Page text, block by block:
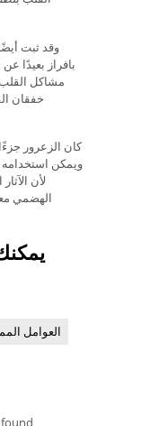
وقد ثبت
بافراز بعيدًا
مشاكل القلب
خفقان
كان الزعرور
ويمكن
لأن
الهضمي
العوامل